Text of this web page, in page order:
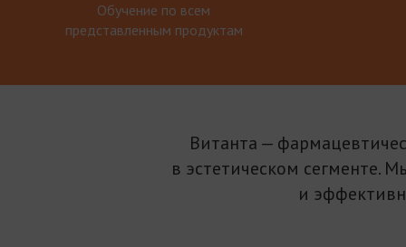
Обучение по всем
представленным продуктам
Витанта —
в эстетическом сегменте.
и